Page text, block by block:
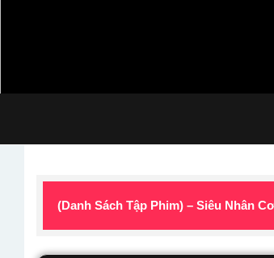
(Danh Sách Tập Phim) – Siêu Nhân